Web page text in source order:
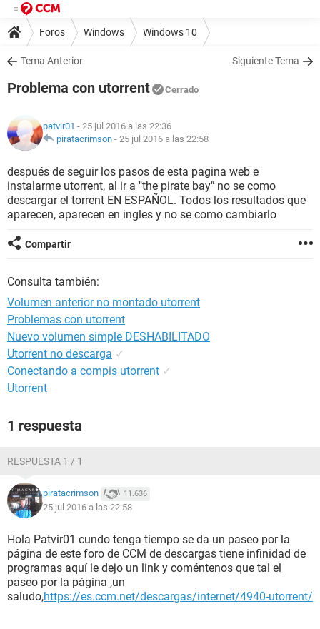
Foros Windows Windows 10
Tema Anterior Siguiente Tema
Problema con utorrent Cerrado
patvir01 - 25 jul 2016 a las 22:36
piratacrimson - 25 jul 2016 a las 22:58
después de seguir los pasos de esta pagina web e
instalarme utorrent, al ir a "the pirate bay" no se como
descargar el torrent EN ESPAÑOL. Todos los resultados que
aparecen, aparecen en ingles y no se como cambiarlo
Compartir
Consulta también:
Volumen anterior no montado utorrent
Problemas con utorrent
Nuevo volumen simple DESHABILITADO
Utorrent no descarga ✓
Conectando a compis utorrent ✓
Utorrent
1 respuesta
RESPUESTA 1 / 1
piratacrimson 11.636
25 jul 2016 a las 22:58
Hola Patvir01 cundo tenga tiempo se da un paseo por la
página de este foro de CCM de descargas tiene infinidad de
programas aquí le dejo un link y coméntenos que tal el
paseo por la página ,un
saludo,https://es.ccm.net/descargas/internet/4940-utorrent/